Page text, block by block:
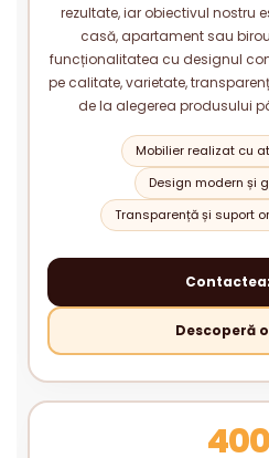
rezultate, iar obiectivul nostru
casă, apartament sau
funcționalitatea cu designul
pe calitate, varietate,
de la alegerea produsului
Mobilier realizat cu
Design modern și
Transparență și suport
Descoperă